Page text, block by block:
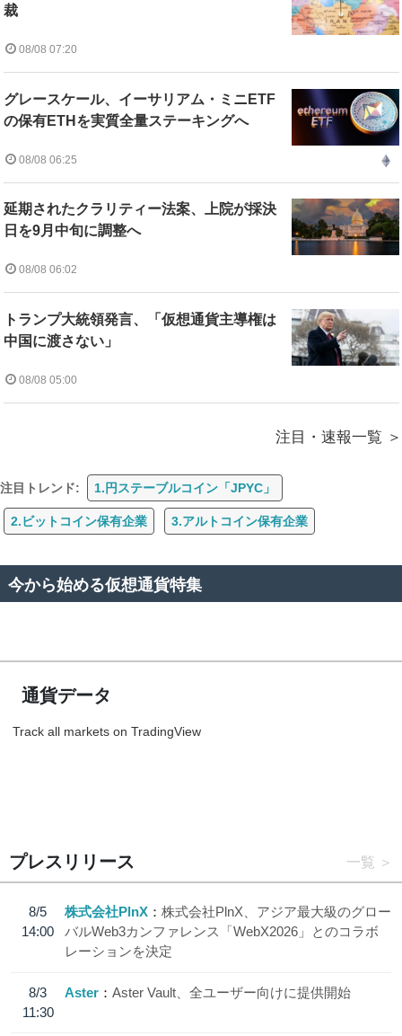
裁
08/08 07:20
グレースケール、イーサリアム・ミニETF
の保有ETHを実質全量ステーキングへ
08/08 06:25
延期されたクラリティー法案、上院が採決
日を9月中旬に調整へ
08/08 06:02
トランプ大統領発言、「仮想通貨主導権は
中国に渡さない」
08/08 05:00
注目・速報一覧
注目トレンド: 1.円ステーブルコイン「JPYC」
2.ビットコイン保有企業 3.アルトコイン保有企業
今から始める仮想通貨特集
通貨データ
Track all markets on TradingView
プレスリリース 一覧
8/5
14:00
株式会社PlnX
株式会社PlnX、アジア最大級のグロー
バルWeb3カンファレンス「WebX2026」とのコラボ
レーションを決定
8/3
11:30
Aster Aster Vault、全ユーザー向けに提供開始